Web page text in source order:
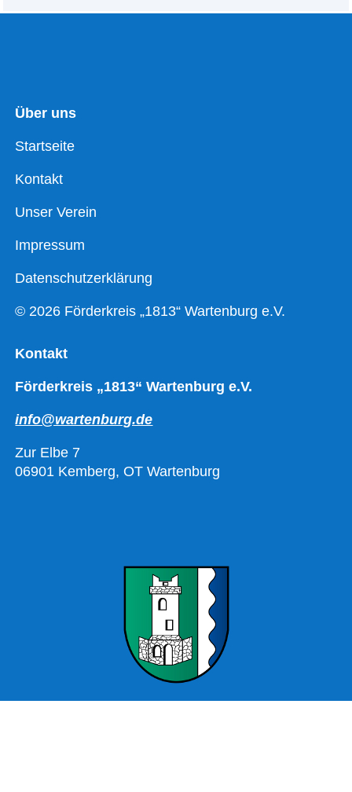
Über uns
Startseite
Kontakt
Unser Verein
Impressum
Datenschutzerklärung
© 2026 Förderkreis „1813“ Wartenburg e.V.
Kontakt
Förderkreis „1813“ Wartenburg e.V.
info@wartenburg.de
Zur Elbe 7
06901 Kemberg, OT Wartenburg